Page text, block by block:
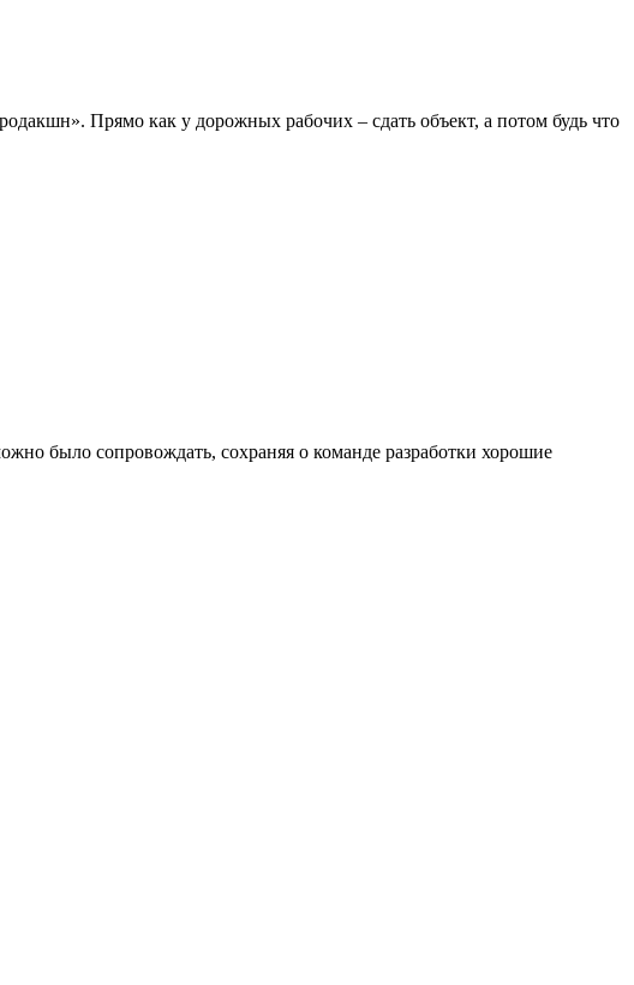
Прямо как у дорожных рабочих – сдать объект, а потом будь что
было сопровождать, сохраняя о команде разработки хорошие